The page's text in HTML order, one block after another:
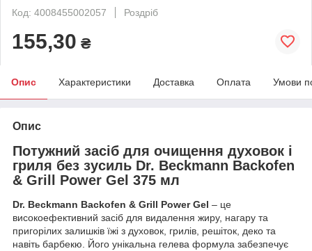
Код: 4008455002057
Роздріб
155,30 ₴
Опис Характеристики Доставка Оплата Умови
Опис
Потужний засіб для очищення духовок і
гриля без зусиль Dr. Beckmann Backofen
& Grill Power Gel 375 мл
Dr. Beckmann Backofen & Grill Power Gel – це
високоефективний засіб для видалення жиру, нагару та
пригорілих залишків їжі з духовок, грилів, решіток, деко та
навіть барбекю. Його унікальна гелева формула забезпечує